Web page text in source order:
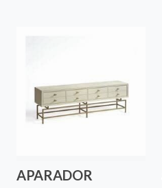
APARADOR